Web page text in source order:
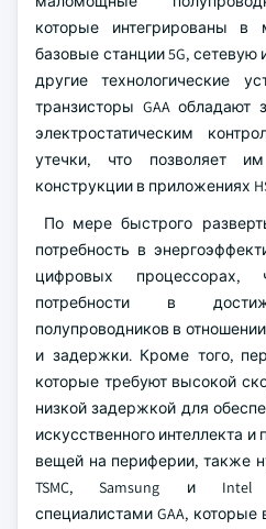
которые интегрированы в
базовые станции 5G,
другие технологические
транзисторы GAA обладают
электростатическим
утечки, что позволяет
конструкции в приложениях
По мере быстрого
потребность в
цифровых процессорах,
потребности в
полупроводников в
и задержки. Кроме того,
которые требуют высокой
низкой задержкой для
искусственного интеллекта
вещей на периферии, также
TSMC, Samsung и
специалистами GAA,